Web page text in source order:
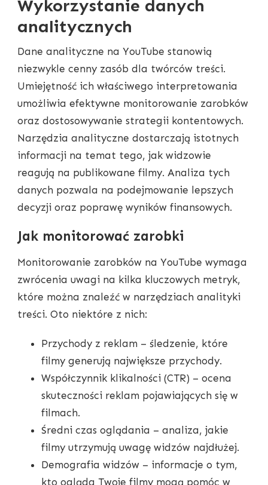
Wykorzystanie danych
analitycznych
Dane analityczne na YouTube stanowią
niezwykle cenny zasób dla twórców treści.
Umiejętność ich właściwego interpretowania
umożliwia efektywne monitorowanie zarobków
oraz dostosowywanie strategii kontentowych.
Narzędzia analityczne dostarczają istotnych
informacji na temat tego, jak widzowie
reagują na publikowane filmy. Analiza tych
danych pozwala na podejmowanie lepszych
decyzji oraz poprawę wyników finansowych.
Jak monitorować zarobki
Monitorowanie zarobków na YouTube wymaga
zwrócenia uwagi na kilka kluczowych metryk,
które można znaleźć w narzędziach analityki
treści. Oto niektóre z nich:
Przychody z reklam – śledzenie, które
filmy generują największe przychody.
Współczynnik klikalności (CTR) – ocena
skuteczności reklam pojawiających się w
filmach.
Średni czas oglądania – analiza, jakie
filmy utrzymują uwagę widzów najdłużej.
Demografia widzów – informacje o tym,
kto ogląda Twoje filmy mogą pomóc w